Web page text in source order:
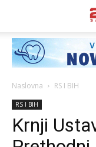
Naslovna RS I BIH
RS I BIH
Krnji